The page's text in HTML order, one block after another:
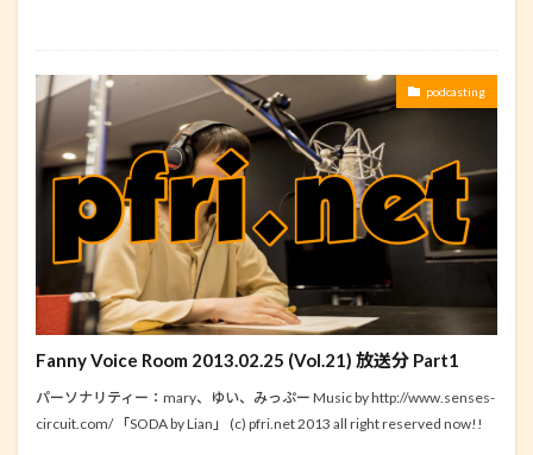
podcasting
Fanny Voice Room 2013.02.25 (Vol.21) 放送分 Part1
パーソナリティー：mary、ゆい、みっぷー Music by http://www.senses-
circuit.com/ 「SODA by Lian」 (c) pfri.net 2013 all right reserved now!!